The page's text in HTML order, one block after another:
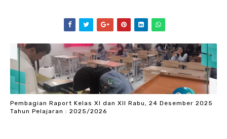
Pembagian Raport Kelas XI dan XII Rabu, 24 Desember 2025
Tahun Pelajaran : 2025/2026